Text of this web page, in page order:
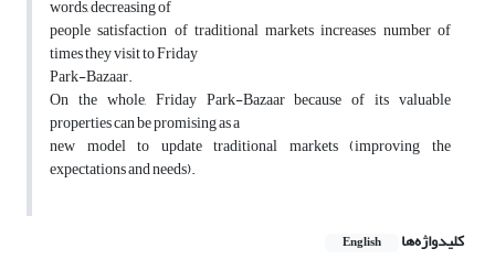
words, decreasing of
people satisfaction of traditional markets increases number of
times they visit to Friday
Park-Bazaar.
On the whole, Friday Park-Bazaar because of its valuable
properties can be promising as a
new model to update traditional markets (improving the
expectations and needs).
کلیدواژه‌ها English